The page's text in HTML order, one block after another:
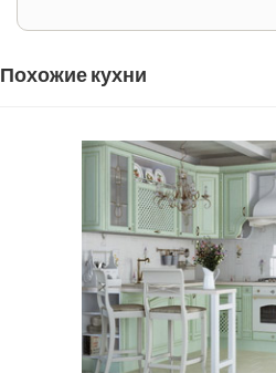
Похожие кухни